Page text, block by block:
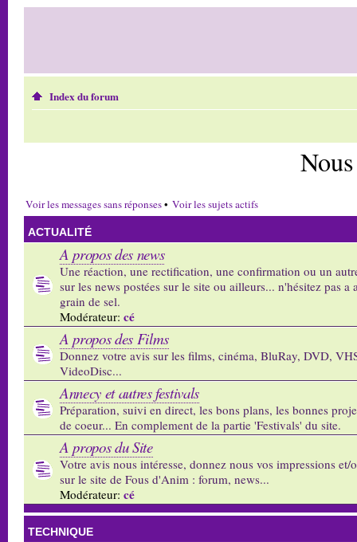
Index du forum
Voir les messages sans réponses• Voir les sujets actifs
ACTUALITÉ
A propos des news
Une réaction, une rectification, une confirmation ou un
sur les news postées sur le site ou ailleurs... n'hésitez pas a
grain de sel.
Modérateur: cé
A propos des Films
Donnez votre avis sur les films, cinéma, BluRay, DVD,
VideoDisc...
Annecy et autres festivals
Préparation, suivi en direct, les bons plans, les bonnes
de coeur... En complement de la partie 'Festivals' du site.
A propos du Site
Votre avis nous intéresse, donnez nous vos impressions et/
sur le site de Fous d'Anim : forum, news...
Modérateur: cé
TECHNIQUE